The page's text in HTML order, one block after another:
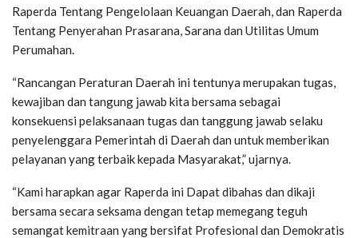
Raperda Tentang Pengelolaan Keuangan Daerah, dan Raperda
Tentang Penyerahan Prasarana, Sarana dan Utilitas Umum
Perumahan.
“Rancangan Peraturan Daerah ini tentunya merupakan tugas,
kewajiban dan tangung jawab kita bersama sebagai
konsekuensi pelaksanaan tugas dan tanggung jawab selaku
penyelenggara Pemerintah di Daerah dan untuk memberikan
pelayanan yang terbaik kepada Masyarakat,” ujarnya.
“Kami harapkan agar Raperda ini Dapat dibahas dan dikaji
bersama secara seksama dengan tetap memegang teguh
semangat kemitraan yang bersifat Profesional dan Demokratis